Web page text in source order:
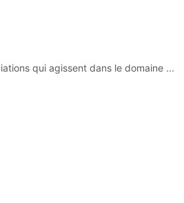
qui agissent dans le domaine ...